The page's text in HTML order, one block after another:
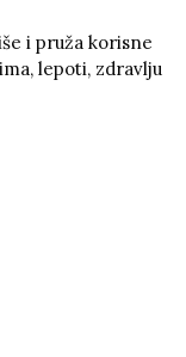
i pruža korisne
lepoti, zdravlju